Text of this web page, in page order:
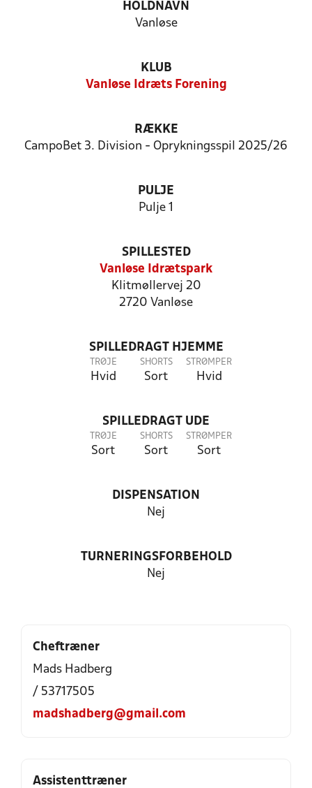
HOLDNAVN
Vanløse
KLUB
Vanløse Idræts Forening
RÆKKE
CampoBet 3. Division - Oprykningsspil 2025/26
PULJE
Pulje 1
SPILLESTED
Vanløse Idrætspark
Klitmøllervej 20
2720 Vanløse
SPILLEDRAGT HJEMME
TRØJE
Hvid
SHORTS
Sort
STRØMPER
Hvid
SPILLEDRAGT UDE
TRØJE
Sort
SHORTS
Sort
STRØMPER
Sort
DISPENSATION
Nej
TURNERINGSFORBEHOLD
Nej
Cheftræner
Mads Hadberg
/ 53717505
madshadberg@gmail.com
Assistenttræner